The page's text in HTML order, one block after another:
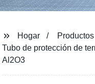
Hogar
Productos
Tubo de protección de
Al2O3